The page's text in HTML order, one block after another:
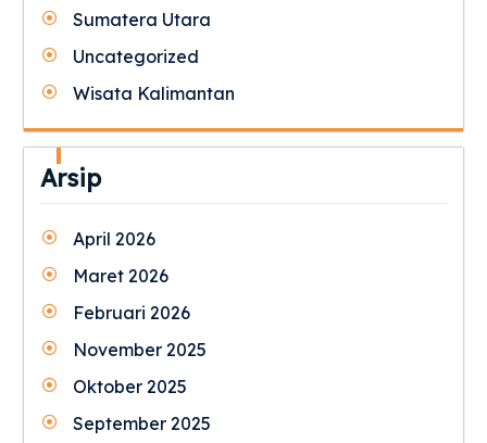
Sumatera Utara
Uncategorized
Wisata Kalimantan
Arsip
April 2026
Maret 2026
Februari 2026
November 2025
Oktober 2025
September 2025